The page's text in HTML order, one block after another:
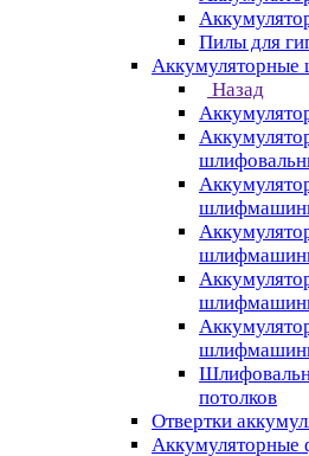
Пилы для
Назад
потолков
Отвертки
Аккумуляторные